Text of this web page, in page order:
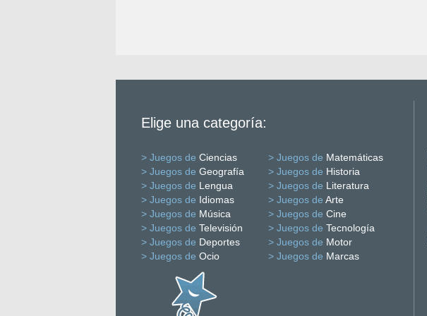
Elige una categoría:
> Juegos de Ciencias > Juegos de Matemáticas
> Juegos de Geografía > Juegos de Historia
> Juegos de Lengua > Juegos de Literatura
> Juegos de Idiomas > Juegos de Arte
> Juegos de Música > Juegos de Cine
> Juegos de Televisión > Juegos de Tecnología
> Juegos de Deportes > Juegos de Motor
> Juegos de Ocio > Juegos de Marcas